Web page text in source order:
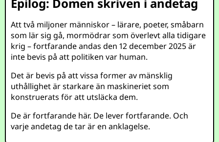
Att två miljoner människor – lärare, poeter, småbarn
som lär sig gå, mormödrar som överlevt alla tidigare
krig – fortfarande andas den 12 december 2025 är
inte bevis på att politiken var human.
Det är bevis på att vissa former av mänsklig
uthållighet är starkare än maskineriet som
konstruerats för att utsläcka dem.
De är fortfarande här. De lever fortfarande. Och
varje andetag de tar är en anklagelse.